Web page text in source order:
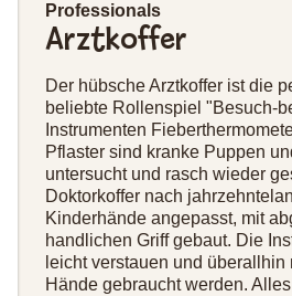
Professionals
Arztkoffer
Der hübsche Arztkoffer ist die
beliebte Rollenspiel "Besuch-
Instrumenten
Pflaster sind kranke Puppen
untersucht und rasch wieder
Doktorkoffer nach
Kinderhände angepasst, mit
handlichen Griff gebaut. Die
leicht verstauen und
Hände gebraucht werden.